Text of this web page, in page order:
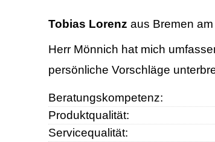
Tobias Lorenz aus Bremen
Herr Mönnich hat mich
persönliche Vorschläge
Beratungskompetenz:
Produktqualität:
Servicequalität: